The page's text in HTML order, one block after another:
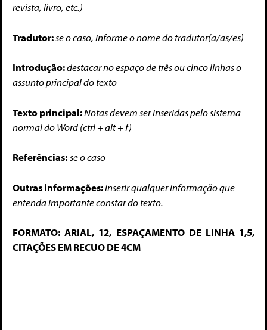
revista, livro, etc.)
Tradutor:se o caso, informe o nome do tradutor(a/as/es)
Introdução:destacar no espaço de três ou cinco linhas o
assunto principal do texto
Texto principal:Notas devem ser inseridas pelo sistema
normal do Word (ctrl + alt + f)
Referências:se o caso
Outras informações:inserir qualquer informação que
entenda importante constar do texto.
FORMATO: ARIAL, 12, ESPAÇAMENTO DE LINHA 1,5,
CITAÇÕES EM RECUO DE 4CM